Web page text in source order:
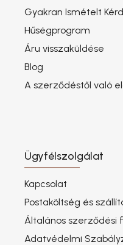
Gyakran Ismételt
Hűségprogram
Áru visszaküldése
Blog
A szerződéstől való
Ügyfélszolgálat
Kapcsolat
Postaköltség és
Általános szerződési
Adatvédelmi